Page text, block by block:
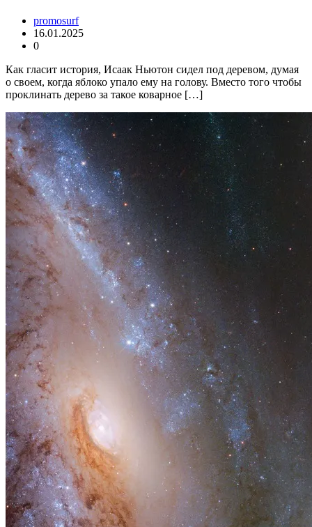
promosurf
16.01.2025
0
Как гласит история, Исаак Ньютон сидел под деревом, думая
о своем, когда яблоко упало ему на голову. Вместо того чтобы
проклинать дерево за такое коварное […]